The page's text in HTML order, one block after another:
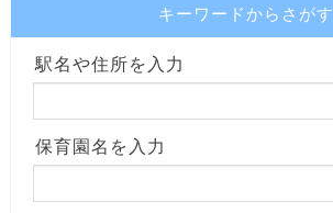
キーワードからさがす
駅名や住所を入力
保育園名を入力